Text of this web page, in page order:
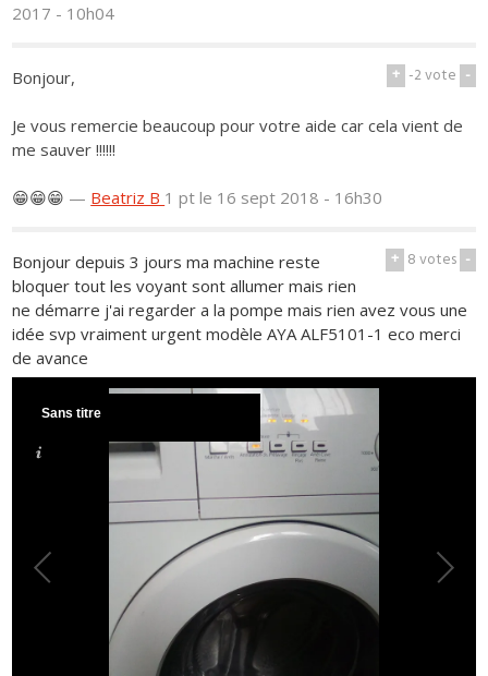
2017 - 10h04
+ -2vote -
Bonjour,
Je vous remercie beaucoup pour votre aide car cela vient de
me sauver !!!!!!
😁😁😁 — Beatriz B 1 ptle 16 sept 2018 - 16h30
+ 8votes -
Bonjour depuis 3 jours ma machine reste
bloquer tout les voyant sont allumer mais rien
ne démarre j'ai regarder a la pompe mais rien avez vous une
idée svp vraiment urgent modèle AYA ALF5101-1 eco merci
de avance
Sans titre